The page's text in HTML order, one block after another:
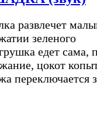
развлечет
зеленого
едет сама,
цокот
переключается